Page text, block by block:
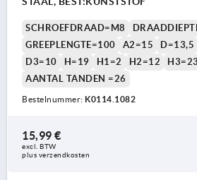
SCHROEFDRAAD=M8
GREEPLENGTE=100
A2=15 D=13,5
D3=10
H=19 H1=2 H2=12 H3=23
AANTAL TANDEN =26
Bestelnummer: K0114.1082
15,99 €
excl. BTW
plus verzendkosten